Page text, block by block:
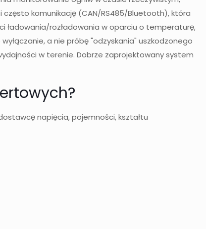
komunikację (CAN/RS485/Bluetooth), która
ładowania/rozładowania w oparciu o temperaturę,
a nie próbę "odzyskania" uszkodzonego
w terenie. Dobrze zaprojektowany system
napięcia, pojemności, kształtu